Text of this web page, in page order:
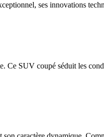
ses innovations
SUV coupé séduit les